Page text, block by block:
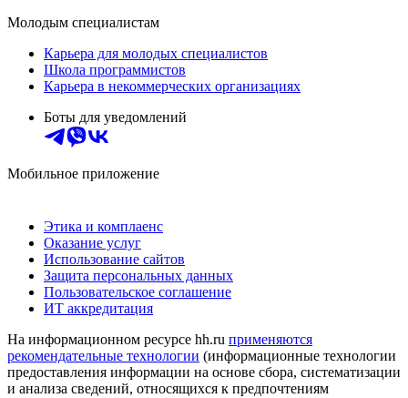
Молодым специалистам
Карьера для молодых специалистов
Школа программистов
Карьера в некоммерческих организациях
Боты для уведомлений
Мобильное приложение
Этика и комплаенс
Оказание услуг
Использование сайтов
Защита персональных данных
Пользовательское соглашение
ИТ аккредитация
На информационном ресурсе hh.ru применяются
рекомендательные технологии (информационные технологии
предоставления информации на основе сбора, систематизации
и анализа сведений, относящихся к предпочтениям